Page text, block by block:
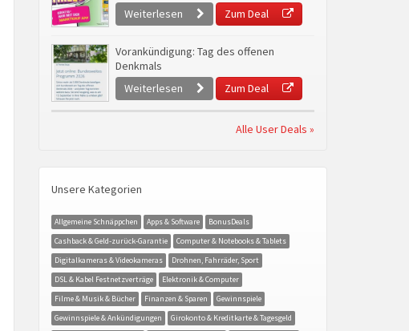
Weiterlesen
Zum Deal
Vorankündigung: Tag des offenen
Denkmals
Weiterlesen
Zum Deal
Alle User Deals »
Unsere Kategorien
Allgemeine Schnäppchen Apps & Software
BonusDeals
Cashback & Geld-zurück-Garantie
Computer & Notebooks & Tablets
Digitalkameras & Videokameras
Drohnen, Fahrräder, Sport
DSL & Kabel Festnetzverträge
Elektronik & Computer
Filme & Musik & Bücher
Finanzen & Sparen
Gewinnspiele
Gewinnspiele & Ankündigungen
Girokonto & Kreditkarte & Tagesgeld